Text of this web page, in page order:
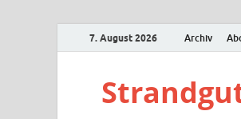
7. August 2026 Archiv